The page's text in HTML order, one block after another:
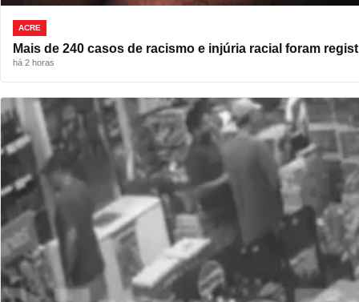
ACRE
Mais de 240 casos de racismo e injúria racial foram
há 2 horas